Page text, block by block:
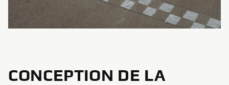
CONCEPTION DE LA